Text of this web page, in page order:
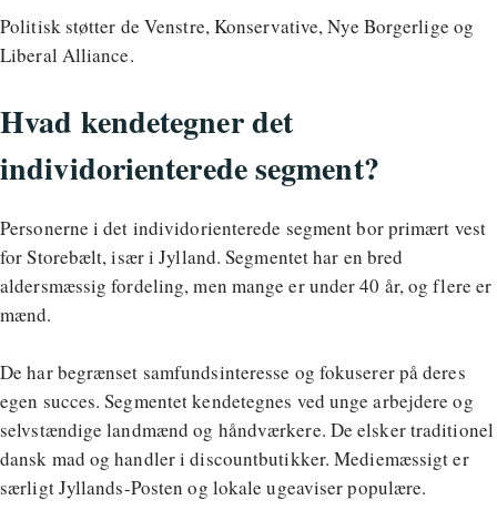
Politisk støtter de Venstre, Konservative, Nye Borgerlige og
Liberal Alliance.
Hvad kendetegner det
individorienterede segment?
Personerne i det individorienterede segment bor primært vest
for Storebælt, især i Jylland. Segmentet har en bred
aldersmæssig fordeling, men mange er under 40 år, og flere er
mænd.
De har begrænset samfundsinteresse og fokuserer på deres
egen succes. Segmentet kendetegnes ved unge arbejdere og
selvstændige landmænd og håndværkere. De elsker traditionel
dansk mad og handler i discountbutikker. Mediemæssigt er
særligt Jyllands-Posten og lokale ugeaviser populære.